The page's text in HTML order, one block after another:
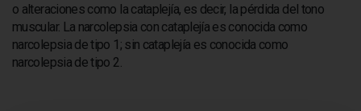
o alteraciones como la cataplejía, es decir, la pérdida del tono
muscular. La narcolepsia con cataplejía es conocida como
narcolepsia de tipo 1; sin cataplejía es conocida como
narcolepsia de tipo 2.